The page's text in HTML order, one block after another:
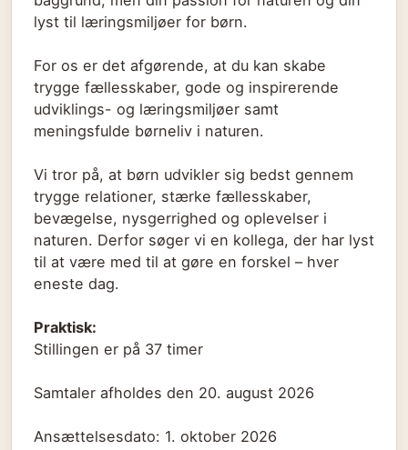
lyst til læringsmiljøer for børn.
For os er det afgørende, at du kan skabe
trygge fællesskaber, gode og inspirerende
udviklings- og læringsmiljøer samt
meningsfulde børneliv i naturen.
Vi tror på, at børn udvikler sig bedst gennem
trygge relationer, stærke fællesskaber,
bevægelse, nysgerrighed og oplevelser i
naturen. Derfor søger vi en kollega, der har lyst
til at være med til at gøre en forskel – hver
eneste dag.
Praktisk:
Stillingen er på 37 timer
Samtaler afholdes den 20. august 2026
Ansættelsesdato: 1. oktober 2026